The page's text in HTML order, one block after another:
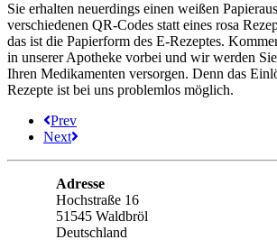
Sie erhalten neuerdings einen weißen
verschiedenen QR-Codes statt eines rosa
das ist die Papierform des E-Rezeptes.
in unserer Apotheke vorbei und wir werden
Ihren Medikamenten versorgen. Denn das
Rezepte ist bei uns problemlos möglich.
Prev
Next
Adresse
Hochstraße 16
51545 Waldbröl
Deutschland